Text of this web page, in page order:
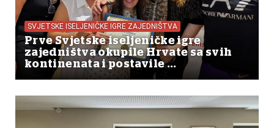
SVJETSKE ISELJENIČKE IGRE ZAJEDNIŠTVA
Prve Svjetske iseljeničke igre
zajedništva okupile Hrvate sa svih
kontinenata i postavile ...